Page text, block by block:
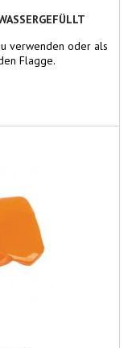
verwenden oder als
Flagge.
groß,